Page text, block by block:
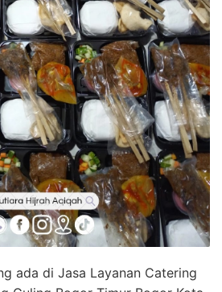
ada di Jasa Layanan Catering